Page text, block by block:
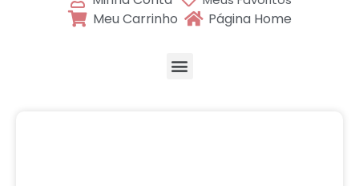
Meu Carrinho Página Home